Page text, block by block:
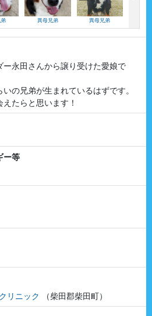
異母兄弟 異母兄弟
永田さんから譲り受けた愛娘で
の兄弟が生まれているはずです。
たらと思います！
ー等
リニック
（柴田郡柴田町）